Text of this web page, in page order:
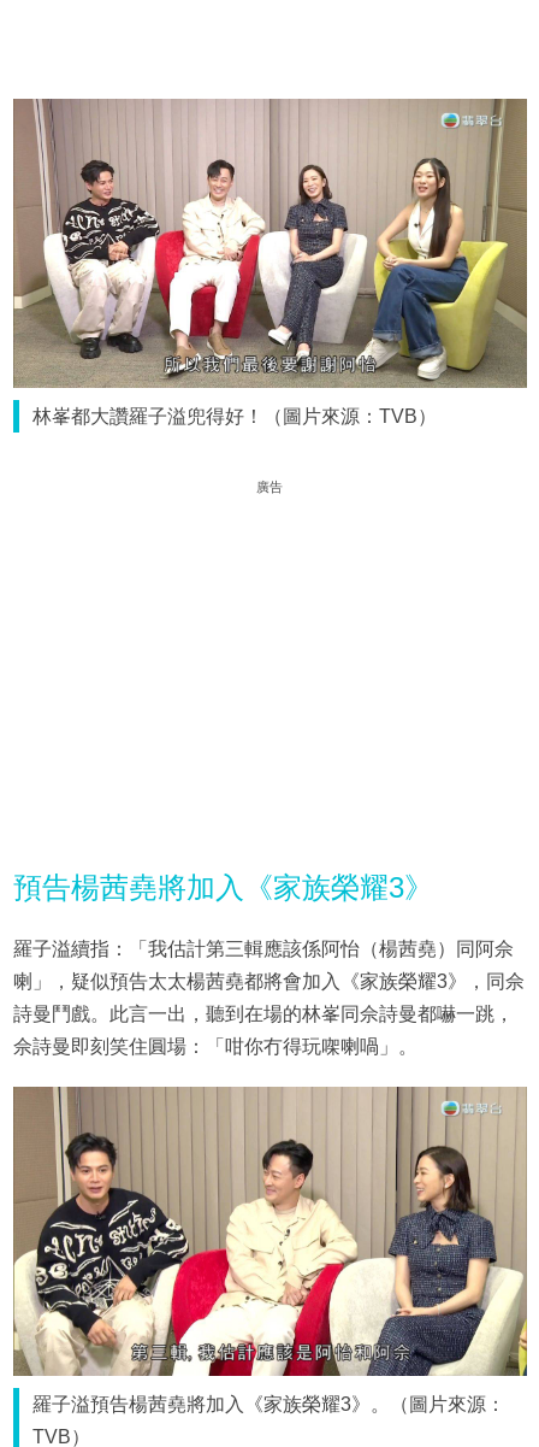
林峯都大讚羅子溢兜得好！（圖片來源：TVB）
廣告
預告楊茜堯將加入《家族榮耀3》
羅子溢續指：「我估計第三輯應該係阿怡（楊茜堯）同阿佘
喇」，疑似預告太太楊茜堯都將會加入《家族榮耀3》，同佘
詩曼鬥戲。此言一出，聽到在場的林峯同佘詩曼都嚇一跳，
佘詩曼即刻笑住圓場：「咁你冇得玩㗎喇喎」。
羅子溢預告楊茜堯將加入《家族榮耀3》。（圖片來源：
TVB）